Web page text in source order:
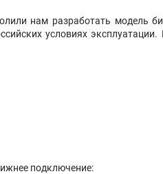
нам разработать модель
условиях
подключение: